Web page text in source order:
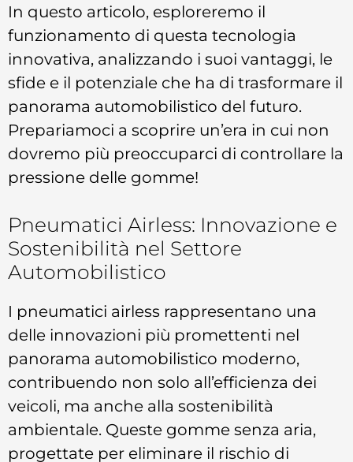
In questo articolo, esploreremo il
funzionamento di questa tecnologia
innovativa, analizzando i suoi vantaggi, le
sfide e il potenziale che ha di trasformare il
panorama automobilistico del futuro.
Prepariamoci a scoprire un’era in cui non
dovremo più preoccuparci di controllare la
pressione delle gomme!
Pneumatici Airless: Innovazione e
Sostenibilità nel Settore
Automobilistico
I pneumatici airless rappresentano una
delle innovazioni più promettenti nel
panorama automobilistico moderno,
contribuendo non solo all’efficienza dei
veicoli, ma anche alla sostenibilità
ambientale. Queste gomme senza aria,
progettate per eliminare il rischio di